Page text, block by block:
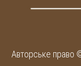
Авторське право